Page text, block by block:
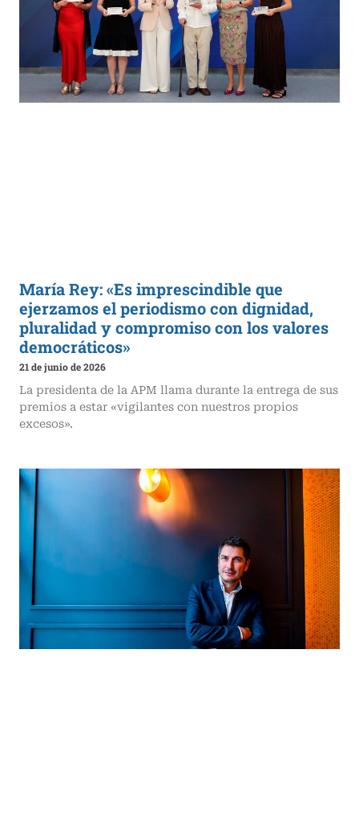
María Rey: «Es imprescindible que
ejerzamos el periodismo con dignidad,
pluralidad y compromiso con los valores
democráticos»
21 de junio de 2026
La presidenta de la APM llama durante la entrega de sus
premios a estar «vigilantes con nuestros propios
excesos».